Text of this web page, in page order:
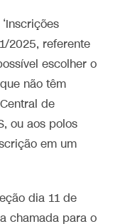
2025, referente
escolher o
não têm
de
ou aos polos
em um
dia 11 de
chamada para o